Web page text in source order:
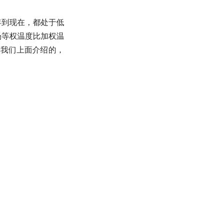
现在，都处于低
权温度比加权温
们上面介绍的，